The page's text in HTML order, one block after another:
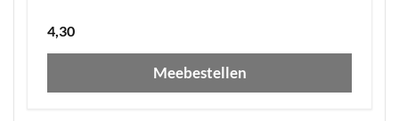
4,30
Meebestellen